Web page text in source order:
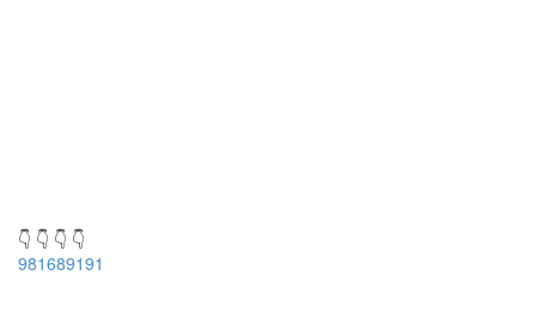
👇 👇 👇 👇
981689191